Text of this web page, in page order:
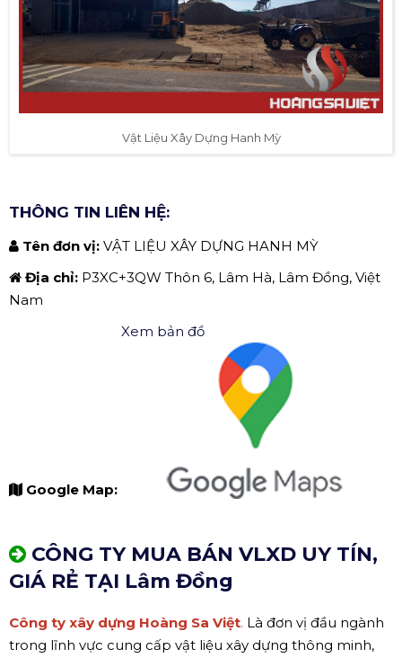
Vật Liệu Xây Dựng Hanh Mỳ
THÔNG TIN LIÊN HỆ:
Tên đơn vị: VẬT LIỆU XÂY DỰNG HANH MỲ
Địa chỉ: P3XC+3QW Thôn 6, Lâm Hà, Lâm Đồng, Việt
Nam
Google Map:
Xem bản đồ
CÔNG TY MUA BÁN VLXD UY TÍN,
GIÁ RẺ TẠI Lâm Đồng
Công ty xây dựng Hoàng Sa Việt. Là đơn vị đầu ngành
trong lĩnh vực cung cấp vật liệu xây dựng thông minh,